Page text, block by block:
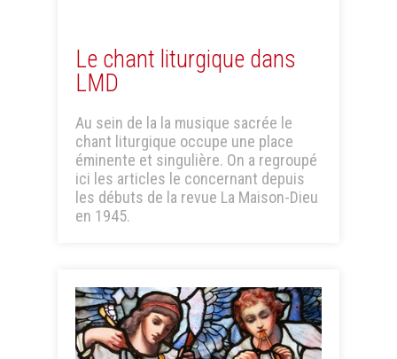
Le chant liturgique dans
LMD
Au sein de la la musique sacrée le
chant liturgique occupe une place
éminente et singulière. On a regroupé
ici les articles le concernant depuis
les débuts de la revue La Maison-Dieu
en 1945.